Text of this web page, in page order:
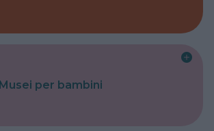
Musei per bambini